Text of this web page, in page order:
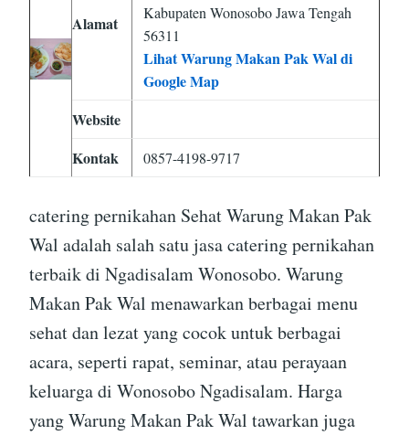
Alamat
Kabupaten Wonosobo Jawa Tengah
56311
Lihat Warung Makan Pak Wal di
Google Map
Website
Kontak
0857-4198-9717
catering pernikahan Sehat Warung Makan Pak
Wal adalah salah satu jasa catering pernikahan
terbaik di Ngadisalam Wonosobo. Warung
Makan Pak Wal menawarkan berbagai menu
sehat dan lezat yang cocok untuk berbagai
acara, seperti rapat, seminar, atau perayaan
keluarga di Wonosobo Ngadisalam. Harga
yang Warung Makan Pak Wal tawarkan juga